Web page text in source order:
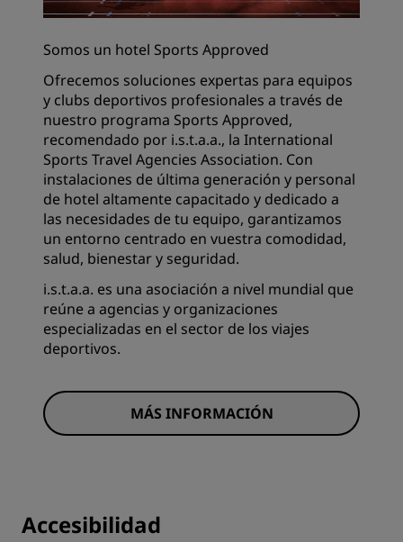
Somos un hotel Sports Approved
Ofrecemos soluciones expertas para equipos
y clubs deportivos profesionales a través de
nuestro programa Sports Approved,
recomendado por i.s.t.a.a., la International
Sports Travel Agencies Association. Con
instalaciones de última generación y personal
de hotel altamente capacitado y dedicado a
las necesidades de tu equipo, garantizamos
un entorno centrado en vuestra comodidad,
salud, bienestar y seguridad.
i.s.t.a.a. es una asociación a nivel mundial que
reúne a agencias y organizaciones
especializadas en el sector de los viajes
deportivos.
MÁS INFORMACIÓN
Accesibilidad